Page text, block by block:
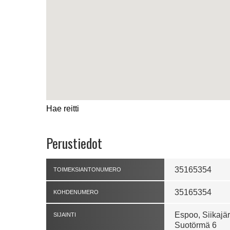
Hae reitti
Perustiedot
TOIMEKSIANTONUMERO 35165354
KOHDENUMERO 35165354
SIJAINTI
Espoo,
Suotörmä 6